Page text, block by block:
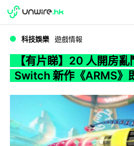
WWDC 2026
科技娛樂 遊戲情報
【有片睇】20 人開房
Switch 新作《ARMS》